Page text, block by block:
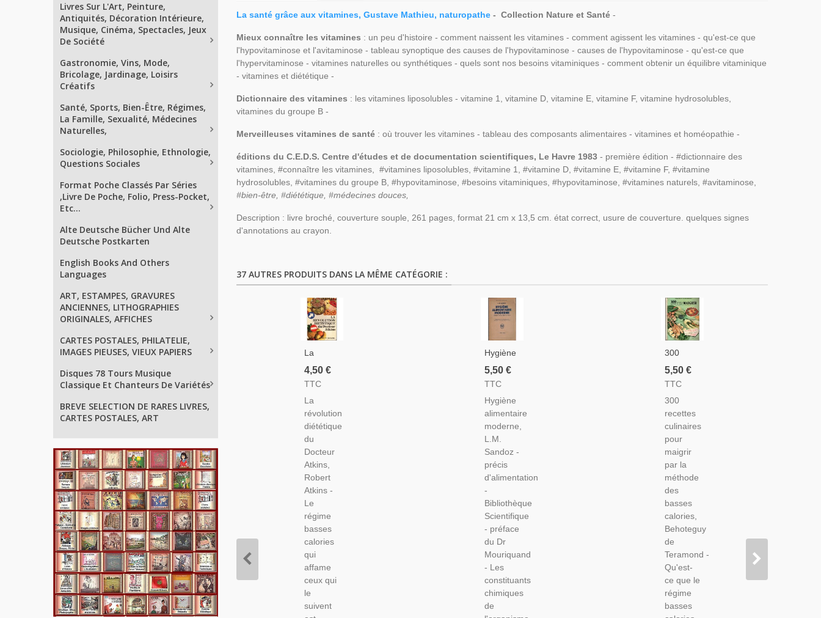
Livres Sur L'Art, Peinture,
Antiquités, Décoration Intérieure,
Musique, Cinéma, Spectacles, Jeux
De Société
Gastronomie, Vins, Mode,
Bricolage, Jardinage, Loisirs
Créatifs
Santé, Sports, Bien-Être, Régimes,
La Famille, Sexualité, Médecines
Naturelles,
Sociologie, Philosophie, Ethnologie,
Questions Sociales
Format Poche Classés Par Séries
,Livre De Poche, Folio, Press-Pocket,
Etc...
Alte Deutsche Bücher Und Alte
Deutsche Postkarten
English Books And Others
Languages
ART, ESTAMPES, GRAVURES
ANCIENNES, LITHOGRAPHIES
ORIGINALES, AFFICHES
CARTES POSTALES, PHILATELIE,
IMAGES PIEUSES, VIEUX PAPIERS
Disques 78 Tours Musique
Classique Et Chanteurs De Variétés
BREVE SELECTION DE RARES LIVRES,
CARTES POSTALES, ART
La santé grâce aux vitamines, Gustave Mathieu, naturopathe - Collection Nature et Santé -
Mieux connaître les vitamines : un peu d'histoire - comment naissent les vitamines - comment agissent les vitamines - qu'est-ce que
l'hypovitaminose et l'avitaminose - tableau synoptique des causes de l'hypovitaminose - causes de l'hypovitaminose - qu'est-ce que
l'hypervitaminose - vitamines naturelles ou synthétiques - quels sont nos besoins vitaminiques - comment obtenir un équilibre vitaminique
- vitamines et diététique -
Dictionnaire des vitamines : les vitamines liposolubles - vitamine 1, vitamine D, vitamine E, vitamine F, vitamine hydrosolubles,
vitamines du groupe B -
Merveilleuses vitamines de santé : où trouver les vitamines - tableau des composants alimentaires - vitamines et homéopathie -
éditions du C.E.D.S. Centre d'études et de documentation scientifiques, Le Havre 1983 - première édition - #dictionnaire des
vitamines, #connaître les vitamines, #vitamines liposolubles, #vitamine 1, #vitamine D, #vitamine E, #vitamine F, #vitamine
hydrosolubles, #vitamines du groupe B, #hypovitaminose, #besoins vitaminiques, #hypovitaminose, #vitamines naturels, #avitaminose,
#bien-être, #diététique, #médecines douces,
Description : livre broché, couverture souple, 261 pages, format 21 cm x 13,5 cm. état correct, usure de couverture. quelques signes
d'annotations au crayon.
37 AUTRES PRODUITS DANS LA MÊME CATÉGORIE :
La
Révolution
Diététique
Docteur
Atkins,
Robert
Atkins,
1976 -
Diététique,
Régimes,
4,50 €
TTC
La
révolution
diététique
du
Docteur
Atkins,
Robert
Atkins -
Le
régime
basses
calories
qui
affame
ceux qui
le
suivent
Hygiène
Alimentaire
Moderne,
Sandoz,
1946 -,
Biologie,
Diététique,
5,50 €
TTC
Hygiène
alimentaire
moderne,
L.M.
Sandoz -
précis
d'alimentation
-
Bibliothèque
Scientifique
- préface
du Dr
Mouriquand
- Les
constituants
chimiques
de
300
Recettes
Culinaires
Maigrir
Par La
Méthode
Des
Basses
Calories,
Behoteguy
De
Teramond,
1966 -
Diététique,
Régimes,
5,50 €
TTC
300
recettes
culinaires
pour
maigrir
par la
méthode
des
basses
calories,
Behoteguy
de
Teramond -
Qu'est-
ce que le
régime
basses